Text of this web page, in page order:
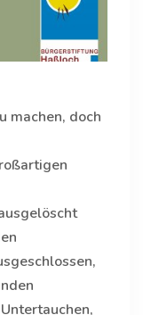
machen, doch